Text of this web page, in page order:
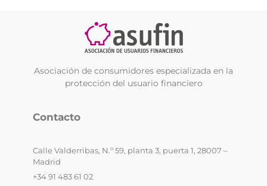
Asociación de consumidores especializada en la
protección del usuario financiero
Contacto
Calle Valderribas, N.º 59, planta 3, puerta 1, 28007 –
Madrid
+34 91 483 61 02